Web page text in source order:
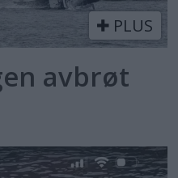
PLUS
avbrøt